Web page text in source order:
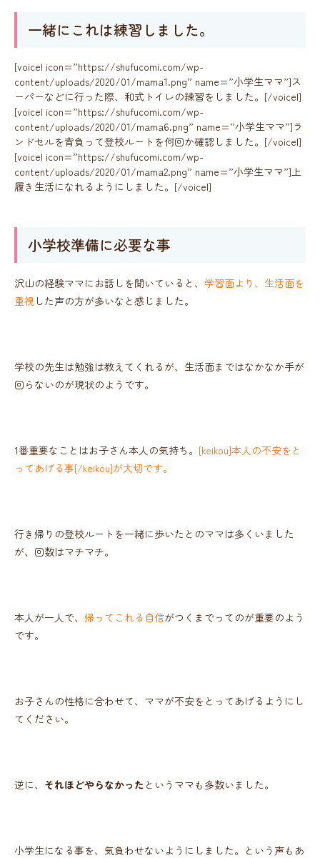
一緒にこれは練習しました。
[voicel icon=”https://shufucomi.com/wp-
content/uploads/2020/01/mama1.png” name=”小学生ママ”]ス
ーパーなどに行った際、和式トイレの練習をしました。[/voicel]
[voicel icon=”https://shufucomi.com/wp-
content/uploads/2020/01/mama6.png” name=”小学生ママ”]ラ
ンドセルを背負って登校ルートを何回か確認しました。[/voicel]
[voicel icon=”https://shufucomi.com/wp-
content/uploads/2020/01/mama2.png” name=”小学生ママ”]上
履き生活になれるようにしました。[/voicel]
小学校準備に必要な事
沢山の経験ママにお話しを聞いていると、 学習面より、生活面を
重視 した声の方が多いなと感じました。
学校の先生は勉強は教えてくれるが、生活面まではなかなか手が
回らないのが現状のようです。
1番重要なことはお子さん本人の気持ち。 [keikou]本人の不安をと
ってあげる事[/keikou]が大切です。
行き帰りの登校ルートを一緒に歩いたとのママは多くいました
が、回数はマチマチ。
本人が一人で、 帰ってこれる自信がつくまでってのが重要のよう
です。
お子さんの性格に合わせて、ママが不安をとってあげるようにし
てください。
逆に、 それほどやらなかった というママも多数いました。
小学生になる事を、気負わせないようにしました。という声もあ